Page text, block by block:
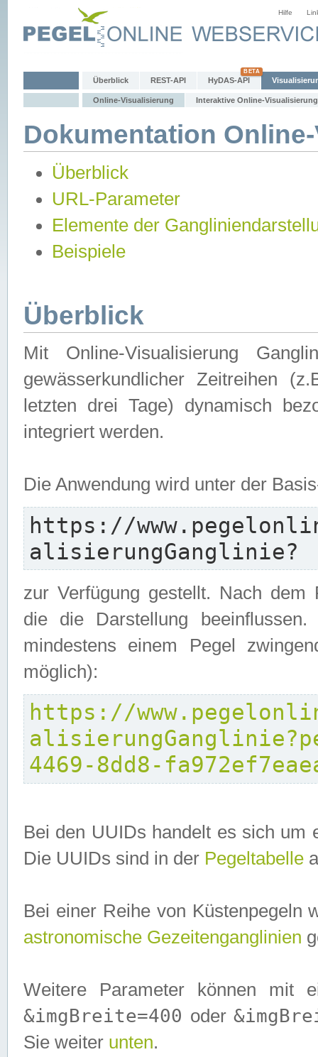
Hilfe
Überblick REST-API HyDAS-API
Online-Visualisierung Interaktive Online-Visualisierung
Dokumentation
Überblick
URL-Parameter
Elemente der
Beispiele
Überblick
Mit Online-Visualisierung
gewässerkundlicher Zeitreihen
letzten drei Tage) dynamisch
integriert werden.
Die Anwendung wird unter der
https://
alisierungGanglinie?
zur Verfügung gestellt. Nach dem
die die Darstellung
mindestens einem Pegel
möglich):
https://
4469-8dd8-
Bei den UUIDs handelt es sich um
Die UUIDs sind in der Pegeltabelle
Bei einer Reihe von Küstenpegeln
astronomische Gezeitenganglinien
Weitere Parameter können mit
&imgBreite=400 oder
Sie weiter unten.